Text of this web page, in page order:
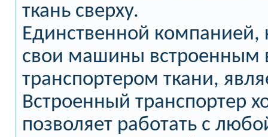
ткань сверху.
Единственной компанией,
свои машины встроенным
транспортером ткани,
Встроенный транспортер
позволяет работать с